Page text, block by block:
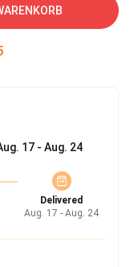
17 - Aug. 24
Delivered
Aug. 17 - Aug. 24